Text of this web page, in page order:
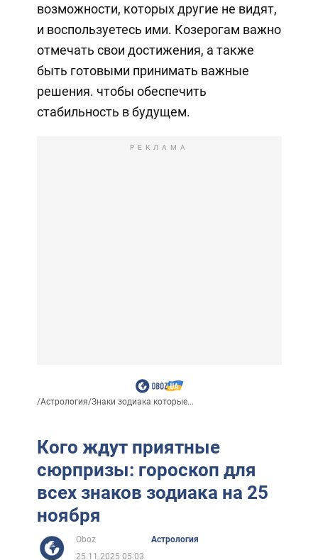
возможности, которых другие не видят,
и воспользуетесь ими. Козерогам важно
отмечать свои достижения, а также
быть готовыми принимать важные
решения. чтобы обеспечить
стабильность в будущем.
РЕКЛАМА
/Астрология/Знаки зодиака которые...
Кого ждут приятные
сюрпризы: гороскоп для
всех знаков зодиака на 25
ноября
Oboz
Астрология
25.11.2025 05:03